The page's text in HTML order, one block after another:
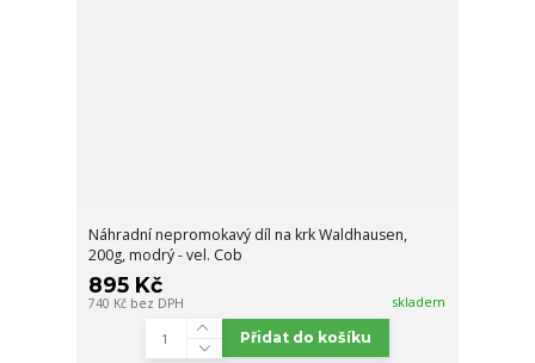
Náhradní nepromokavý díl na krk Waldhausen,
200g, modrý - vel. Cob
895 Kč
740 Kč bez DPH skladem
Přidat do košíku